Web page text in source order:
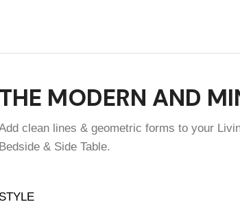
THE MODERN AND
clean lines & geometric forms to your
Bedside & Side Table.
STYLE